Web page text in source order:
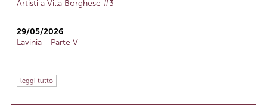
Artisti a Villa Borghese #3
29/05/2026
Lavinia - Parte V
leggi tutto